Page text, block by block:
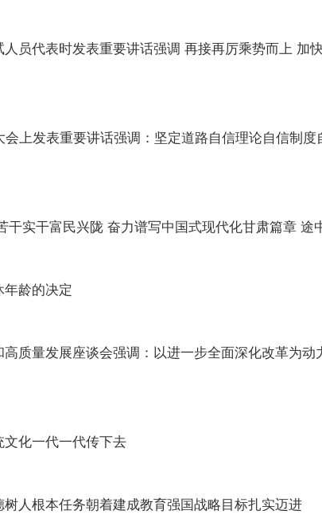
员代表时发表重要讲话强调 再接再厉乘势而上 加
上发表重要讲话强调：坚定道路自信理论自信制
实干富民兴陇 奋力谱写中国式现代化甘肃篇章 途
龄的决定
质量发展座谈会强调：以进一步全面深化改革为
化一代一代传下去
人根本任务朝着建成教育强国战略目标扎实迈进